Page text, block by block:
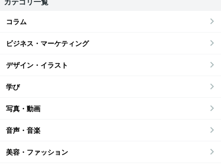
コラム
ビジネス・マーケティング
デザイン・イラスト
学び
写真・動画
音声・音楽
美容・ファッション